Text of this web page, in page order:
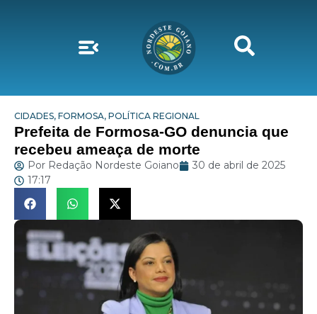
CIDADES, FORMOSA, POLÍTICA REGIONAL
Prefeita de Formosa-GO denuncia que
recebeu ameaça de morte
Por Redação Nordeste Goiano
30 de abril de 2025
17:17